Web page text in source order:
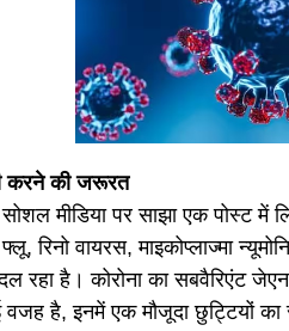
करने की जरूरत
मीडिया पर साझा एक पोस्ट में
रिनो वायरस, माइकोप्लाज्मा
रहा है। कोरोना का सबवैरिएंट
है, इनमें एक मौजूदा छुट्टियों